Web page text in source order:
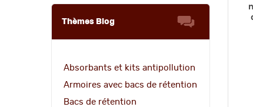
Thèmes Blog
Absorbants et kits antipollution
Armoires avec bacs de rétention
Bacs de rétention